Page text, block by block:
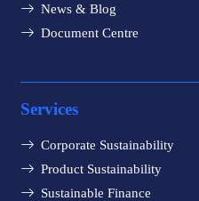
News & Blog
Document Centre
Services
Corporate Sustainability
Product Sustainability
Sustainable Finance